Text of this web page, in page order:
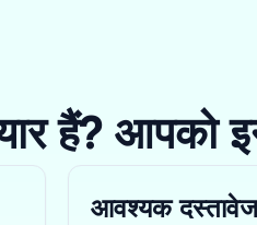
हैं? आपको
आवश्यक दस्तावेज